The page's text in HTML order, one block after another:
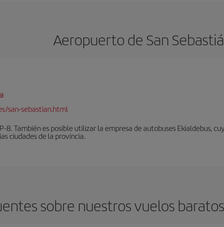
Aeropuerto de San
san-sebastian.html
8. También es posible utilizar la empresa de autobuses Ekialdebus,
ciudades de la provincia.
sobre nuestros vuelos